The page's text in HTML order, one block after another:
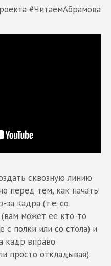
#ЧитаемАбрамова
сквозную линию
перед тем, как начать
за кадра (т.е. со
может ее кто-то
с полки или со стола) и
кадр вправо
просто откладывая).